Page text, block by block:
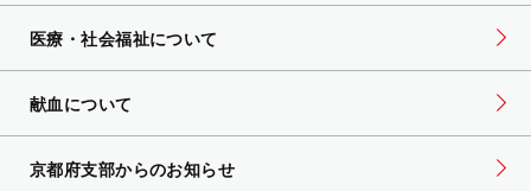
医療・社会福祉について
献血について
京都府支部からのお知らせ